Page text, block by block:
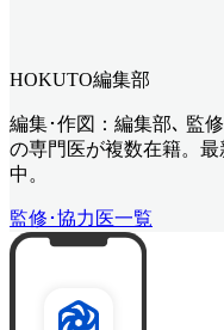
HOKUTO編集部
編集･作図：編集部､ 監
の専門医が複数在籍。
中。
監修･協力医一覧